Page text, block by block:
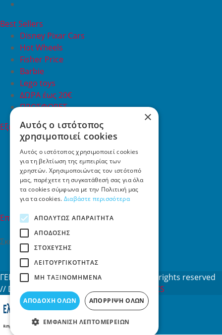
Best Sellers
Disney Pixar Cars
Hot Wheels
Fisher Price
Barbie
Lego toys
ΔΩΡΑ έως 20€
ΠΡΟΣΦΟΡΕΣ
Εξυπηρέτηση Πελατών
Εξυπηρέτηση πελατών
Συχνές ερωτήσεις
Όροι χρήσης
Τρόποι Πληρωμής
Επιστροφές
Επικοινωνία
Επικοινωνία
Σκαλάνι, Ηράκλειο Κρήτης
2810731415
info[at]toys4u.gr
ΓΕΜΗ: 188101127000 © 2026
All rights reserved
// Designed & developed byNETMECHANICS
×
Αυτός ο ιστότοπος
χρησιμοποιεί cookies
Αυτός ο ιστότοπος χρησιμοποιεί cookies
για τη βελτίωση της εμπειρίας των
χρηστών. Χρησιμοποιώντας τον ιστότοπό
μας, παρέχετε τη συγκατάθεσή σας για όλα
τα cookies σύμφωνα με την Πολιτική μας
για τα cookies. Διαβάστε περισσότερα
ΑΠΟΛΎΤΩΣ ΑΠΑΡΑΊΤΗΤΑ
ΑΠΌΔΟΣΗΣ
ΣΤΌΧΕΥΣΗΣ
ΛΕΙΤΟΥΡΓΙΚΌΤΗΤΑΣ
ΜΗ ΤΑΞΙΝΟΜΗΜΈΝΑ
ΑΠΟΔΟΧΉ ΌΛΩΝ ΑΠΌΡΡΙΨΗ ΌΛΩΝ
ΕΜΦΆΝΙΣΗ ΛΕΠΤΟΜΕΡΕΙΏΝ